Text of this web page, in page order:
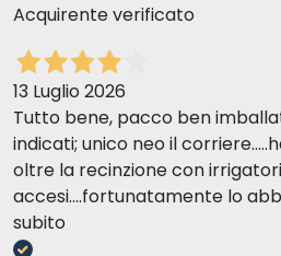
Acquirente verificato
13 Luglio 2026
Tutto bene, pacco ben
indicati; unico neo il
oltre la recinzione con irrigatori
accesi....fortunatamente lo
subito